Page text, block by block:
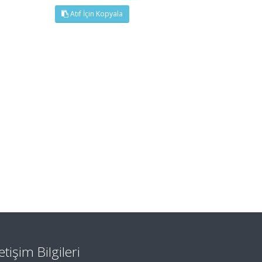
Atıf İçin Kopyala
Bilgileri